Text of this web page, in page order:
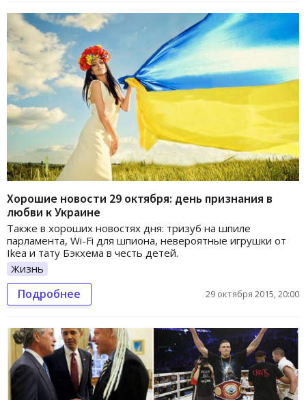
Хорошие новости 29 октября: день признания в
любви к Украине
Также в хороших новостях дня: тризуб на шпиле
парламента, Wi-Fi для шпиона, невероятные игрушки от
Ikea и тату Бэкхема в честь детей.
Жизнь
Подробнее 29 октября 2015, 20:00